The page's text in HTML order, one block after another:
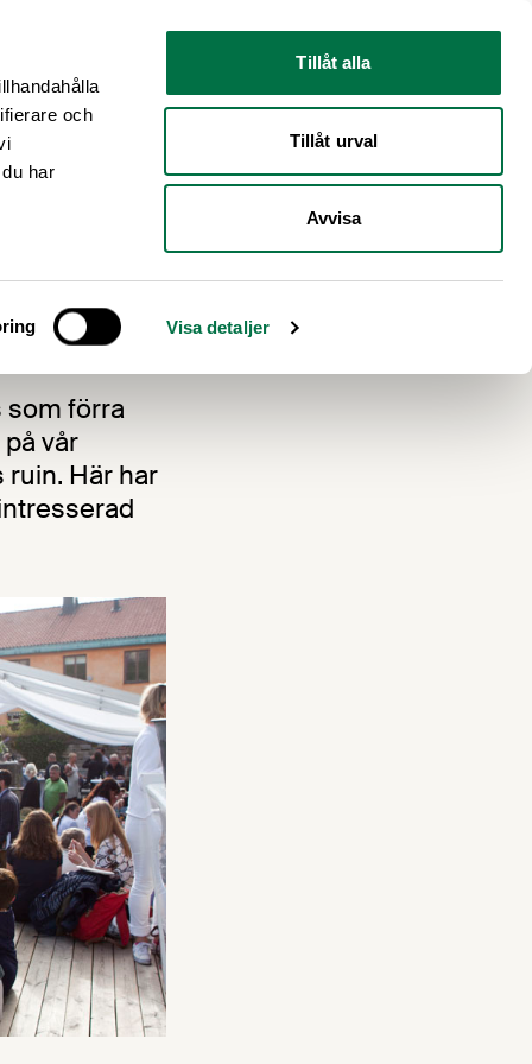
och
har
Visa detaljer
Tillåt alla
Tillåt urval
Avvisa
som förra
vår
Här har